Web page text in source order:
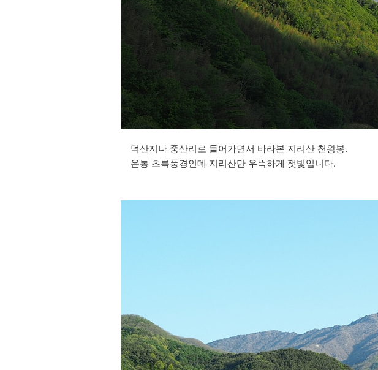
덕산지나 중산리로 들어가면서 바라본 지리산 천왕봉.
온통 초록풍경인데 지리산만 우뚝하게 잿빛입니다.